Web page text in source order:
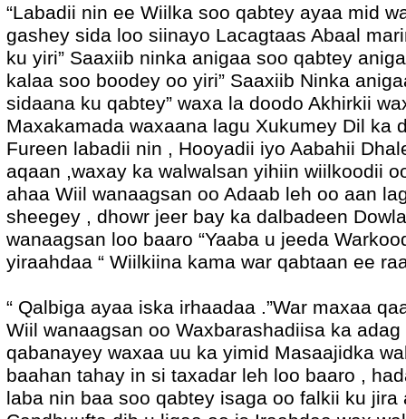
“Labadii nin ee Wiilka soo qabtey ayaa mid
gashey sida loo siinayo Lacagtaas Abaal
ku yiri” Saaxiib ninka anigaa soo qabtey
kalaa soo boodey oo yiri” Saaxiib Ninka
sidaana ku qabtey” waxa la doodo Akhirkii
Maxakamada waxaana lagu Xukumey Dil ka
Fureen labadii nin , Hooyadii iyo Aabahii
aqaan ,waxay ka walwalsan yihiin wiilkoodii
ahaa Wiil wanaagsan oo Adaab leh oo aan
sheegey , dhowr jeer bay ka dalbadeen
wanaagsan loo baaro “Yaaba u jeeda
yiraahdaa “ Wiilkiina kama war qabtaan ee
“ Qalbiga ayaa iska irhaadaa .”War maxaa
Wiil wanaagsan oo Waxbarashadiisa ka
qabanayey waxaa uu ka yimid Masaajidka
baahan tahay in si taxadar leh loo baaro ,
laba nin baa soo qabtey isaga oo falkii ku jira